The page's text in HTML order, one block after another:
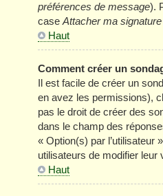
préférences de message).
case Attacher ma signature
Haut
Comment créer un
Il est facile de créer un
en avez les permissions),
pas le droit de créer des
dans le champ des
« Option(s) par l’utilisateur
utilisateurs de modifier leur
Haut